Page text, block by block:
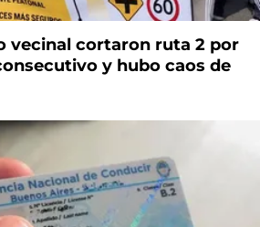
vecinal cortaron ruta 2 por
y hubo caos de